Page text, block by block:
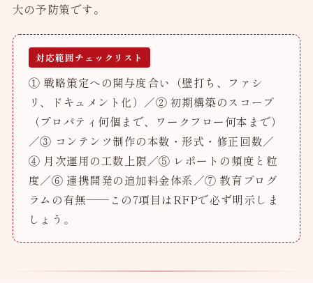
大の予防策です。
対応範囲チェックリスト
① 戦略策定への関与度合い（壁打ち、ファシ
リ、ドキュメント化）／② 初期構築のスコープ
（プロパティ何個まで、ワークフロー何本まで）
／③ コンテンツ制作の本数・形式・修正回数／
④ 月次運用の工数上限／⑤ レポートの頻度と粒
度／⑥ 連携開発の追加料金体系／⑦ 教育プログ
ラムの有無——この7項目はRFPで必ず明示しま
しょう。